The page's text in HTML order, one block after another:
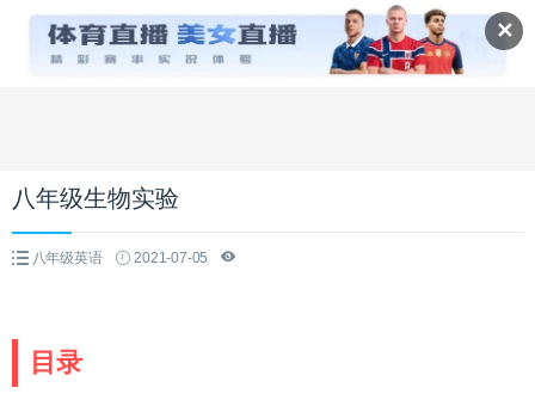
✕
八年级生物实验
八年级英语 2021-07-05
目录